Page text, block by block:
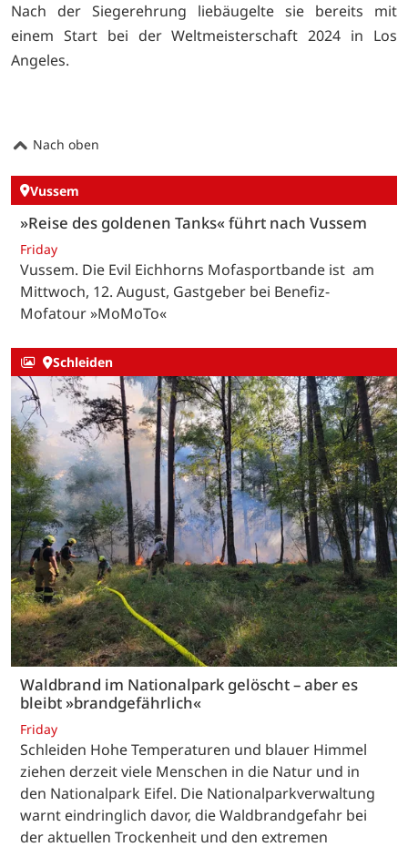
Nach der Siegerehrung liebäugelte sie bereits mit
einem Start bei der Weltmeisterschaft 2024 in Los
Angeles.
Nach oben
Vussem
»Reise des goldenen Tanks« führt nach Vussem
Friday
Vussem. Die Evil Eichhorns Mofasportbande ist am
Mittwoch, 12. August, Gastgeber bei Benefiz-
Mofatour »MoMoTo«
Schleiden
Waldbrand im Nationalpark gelöscht – aber es
bleibt »brandgefährlich«
Friday
Schleiden Hohe Temperaturen und blauer Himmel
ziehen derzeit viele Menschen in die Natur und in
den Nationalpark Eifel. Die Nationalparkverwaltung
warnt eindringlich davor, die Waldbrandgefahr bei
der aktuellen Trockenheit und den extremen